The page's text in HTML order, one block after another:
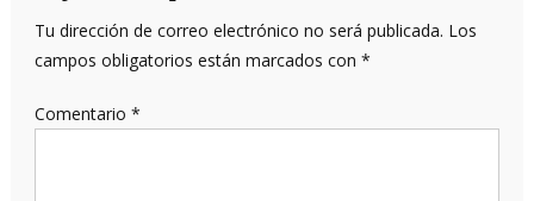
Tu dirección de correo electrónico no será publicada. Los
campos obligatorios están marcados con *
Comentario *